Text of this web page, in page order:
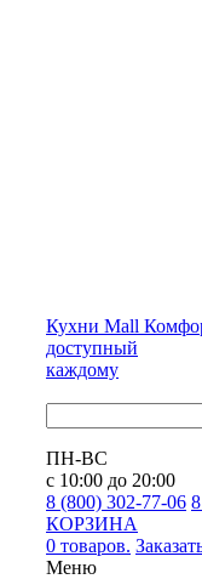
Кухни Mall
доступный
каждому
ПН-ВС
с 10:00 до 20:00
8 (800) 302-77-06
КОРЗИНА
0 товаров.
Меню